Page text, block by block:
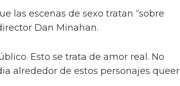
las escenas de sexo tratan “sobre
Dan Minahan.
Esto se trata de amor real. No
alrededor de estos personajes queer